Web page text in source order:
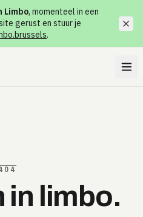
Limbo, momenteel in een
gerust en stuur je
.
in limbo.